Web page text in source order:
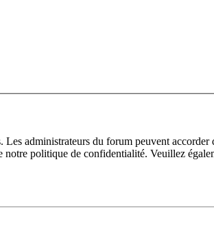
administrateurs du forum peuvent
politique de confidentialité. Veuillez